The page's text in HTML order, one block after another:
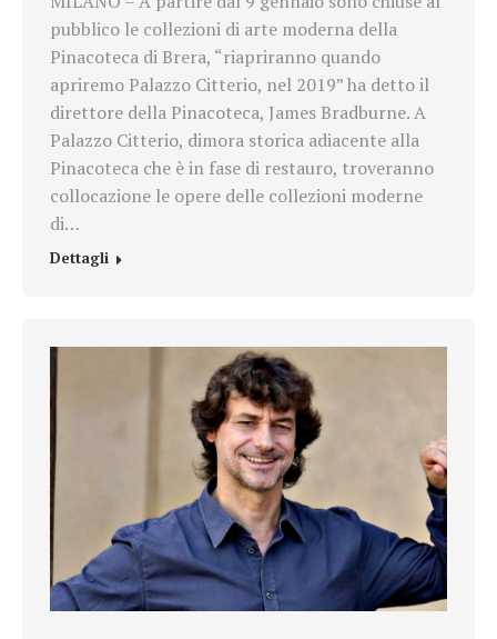
pubblico le collezioni di arte moderna della
Pinacoteca di Brera, “riapriranno quando
apriremo Palazzo Citterio, nel 2019” ha detto il
direttore della Pinacoteca, James Bradburne. A
Palazzo Citterio, dimora storica adiacente alla
Pinacoteca che è in fase di restauro, troveranno
collocazione le opere delle collezioni moderne
di…
Dettagli